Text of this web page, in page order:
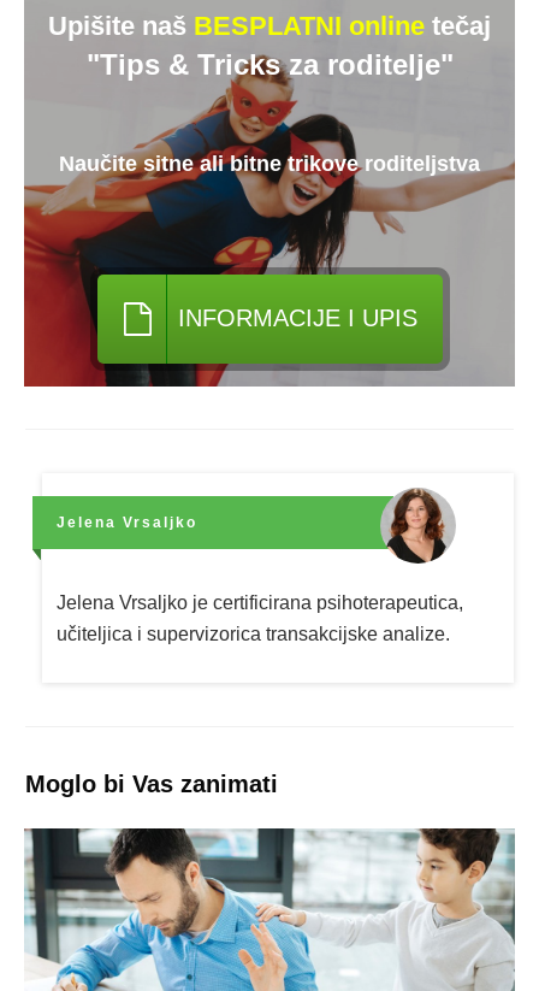
Upišite naš BESPLATNI online tečaj
"Tips & Tricks za roditelje"
Naučite sitne ali bitne trikove roditeljstva
INFORMACIJE I UPIS
Jelena Vrsaljko
Jelena Vrsaljko je certificirana psihoterapeutica,
učiteljica i supervizorica transakcijske analize.
Moglo bi Vas zanimati